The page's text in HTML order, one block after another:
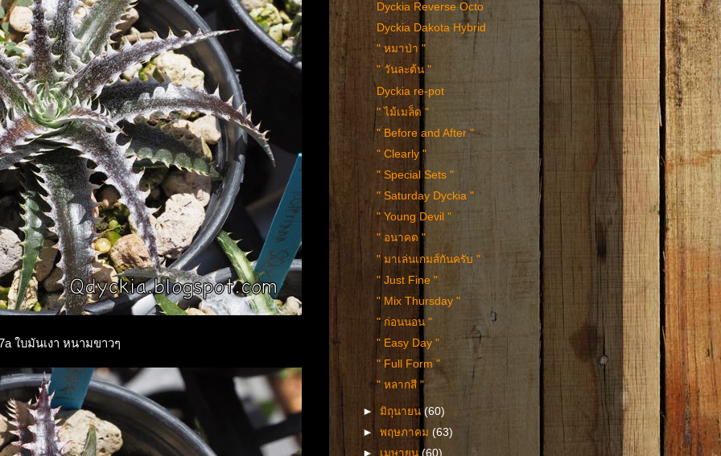
ใบมันเงา หนามขาวๆ
Dyckia Reverse Octo
Dyckia Dakota Hybrid
" หมาป่า "
" วันละต้น "
Dyckia re-pot
" ไม้เมล็ด "
" Before and After "
" Clearly "
" Special Sets "
" Saturday Dyckia "
" Young Devil "
" อนาคต "
" มาเล่นเกมส์กันครับ "
" Just Fine "
" Mix Thursday "
" ก่อนนอน "
" Easy Day "
" Full Form "
" หลากสี "
►มิถุนายน(60)
►พฤษภาคม(63)
► เมษายน(60)